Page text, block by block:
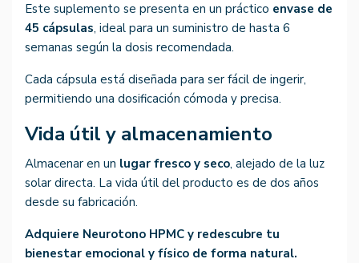
Este suplemento se presenta en un práctico envase de
45 cápsulas, ideal para un suministro de hasta 6
semanas según la dosis recomendada.
Cada cápsula está diseñada para ser fácil de ingerir,
permitiendo una dosificación cómoda y precisa.
Vida útil y almacenamiento
Almacenar en un lugar fresco y seco, alejado de la luz
solar directa. La vida útil del producto es de dos años
desde su fabricación.
Adquiere Neurotono HPMC y redescubre tu
bienestar emocional y físico de forma natural.